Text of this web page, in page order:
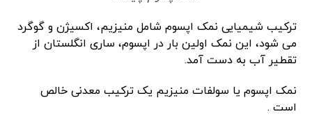
ترکیب شیمیایی نمک اپسوم شامل منیزیم، اکسیژن و گوگرد
می شود، این نمک اولین بار در اپسوم، ساری انگلستان از
تقطیر آب به دست آمد.
نمک اپسوم یا سولفات منیزیم یک ترکیب معدنی خالص
است .